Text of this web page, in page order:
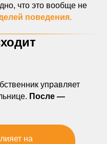
что это вообще не
поведения.
управляет
После —
на